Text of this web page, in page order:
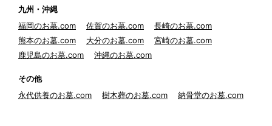
九州・沖縄
福岡のお墓.com
佐賀のお墓.com
長崎のお墓.com
熊本のお墓.com
大分のお墓.com
宮崎のお墓.com
鹿児島のお墓.com
沖縄のお墓.com
その他
永代供養のお墓.com
樹木葬のお墓.com 納骨堂のお墓.com